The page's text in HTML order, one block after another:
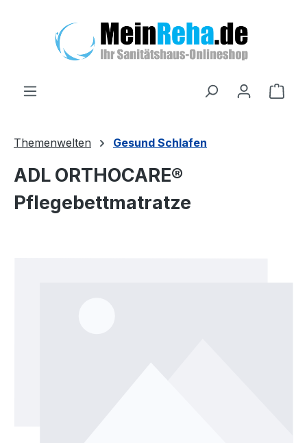
Themenwelten Gesund Schlafen
ADL ORTHOCARE®
Pflegebettmatratze